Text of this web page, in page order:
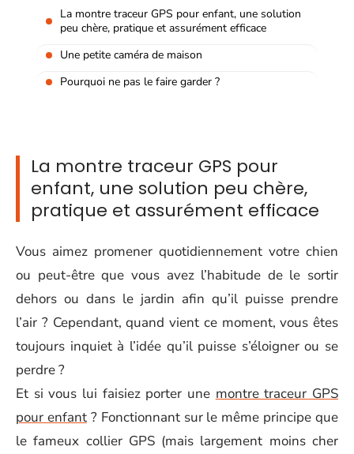
La montre traceur GPS pour enfant, une solution
peu chère, pratique et assurément efficace
Une petite caméra de maison
Pourquoi ne pas le faire garder ?
La montre traceur GPS pour
enfant, une solution peu chère,
pratique et assurément efficace
Vous aimez promener quotidiennement votre chien
ou peut-être que vous avez l’habitude de le sortir
dehors ou dans le jardin afin qu’il puisse prendre
l’air ? Cependant, quand vient ce moment, vous êtes
toujours inquiet à l’idée qu’il puisse s’éloigner ou se
perdre ?
Et si vous lui faisiez porter une montre traceur GPS
pour enfant? Fonctionnant sur le même principe que
le fameux collier GPS (mais largement moins cher